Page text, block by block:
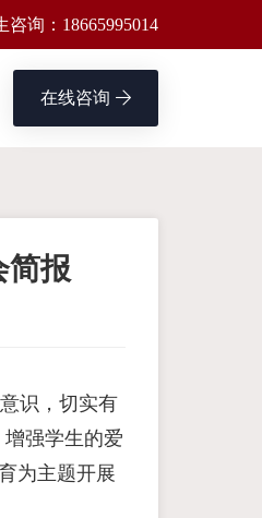
咨询：18665995014
在线咨询
简报
识，切实有
强学生的爱
为主题开展